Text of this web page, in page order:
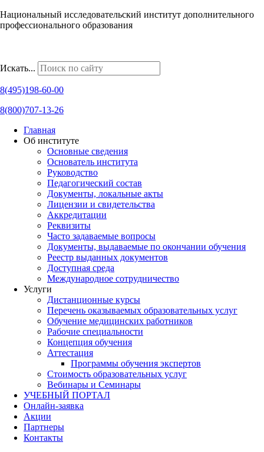
Национальный исследовательский институт дополнительного
профессионального образования
Искать...
8(495)198-60-00
8(800)707-13-26
Главная
Об институте
Основные сведения
Основатель института
Руководство
Педагогический состав
Документы, локальные акты
Лицензии и свидетельства
Аккредитации
Реквизиты
Часто задаваемые вопросы
Документы, выдаваемые по окончании обучения
Реестр выданных документов
Доступная среда
Международное сотрудничество
Услуги
Дистанционные курсы
Перечень оказываемых образовательных услуг
Обучение медицинских работников
Рабочие специальности
Концепция обучения
Аттестация
Программы обучения экспертов
Стоимость образовательных услуг
Вебинары и Семинары
УЧЕБНЫЙ ПОРТАЛ
Онлайн-заявка
Акции
Партнеры
Контакты